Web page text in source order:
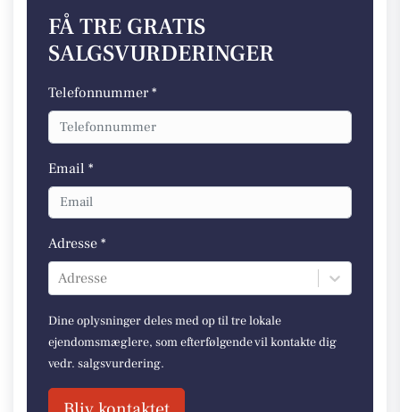
FÅ TRE GRATIS
SALGSVURDERINGER
Telefonnummer *
Email *
Adresse *
Adresse
Dine oplysninger deles med op til tre lokale
ejendomsmæglere, som efterfølgende vil kontakte dig
vedr. salgsvurdering.